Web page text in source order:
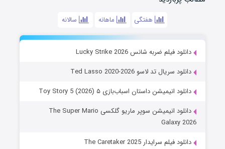
هفتگی ماهانه سالانه
دانلود فیلم ضربه شانس Lucky Strike 2026
دانلود سریال تد لاسو Ted Lasso 2020-2026
دانلود انیمیشن داستان اسباب‌بازی ۵ Toy Story 5 (2026)
دانلود انیمیشن سوپر ماریو گلکسی The Super Mario
Galaxy 2026
دانلود فیلم سرایدار The Caretaker 2025